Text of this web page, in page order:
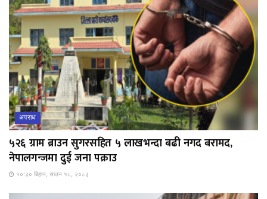
अपराध
५२६ ग्राम ब्राउन सुगरसहित ५ लाखभन्दा बढी नगद बरामद,
नेपालगन्जमा दुई जना पक्राउ
१०:३० बिहान, साउन १८, २०८३